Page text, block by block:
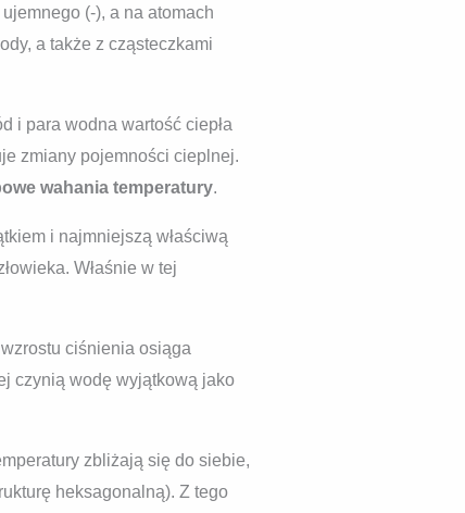
(-), a na atomach
a także z cząsteczkami
i para wodna wartość ciepła
zmiany pojemności cieplnej.
wahania temperatury.
i najmniejszą właściwą
Właśnie w tej
ciśnienia osiąga
czynią wodę wyjątkową jako
zbliżają się do siebie,
heksagonalną). Z tego